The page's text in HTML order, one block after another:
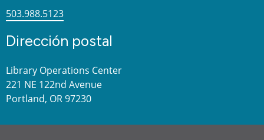
503.988.5123
Dirección postal
Library Operations Center
221 NE 122nd Avenue
Portland, OR 97230